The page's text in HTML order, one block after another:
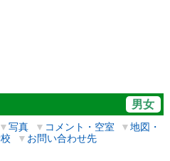
男女
▼写真 ▼ コメント・空室 ▼地図・
▼ お問い合わせ先